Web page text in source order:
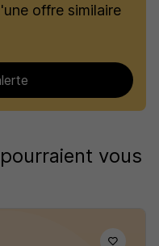
offre similaire
vous